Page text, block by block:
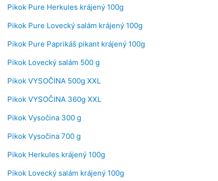
Pikok Pure Herkules krájený 100g
Pikok Pure Lovecký salám krájený 100g
Pikok Pure Paprikáš pikant krájený 100g
Pikok Lovecký salám 500 g
Pikok VYSOČINA 500g XXL
Pikok VYSOČINA 360g XXL
Pikok Vysočina 300 g
Pikok Vysočina 700 g
Pikok Herkules krájený 100g
Pikok Lovecký salám krájený 100g